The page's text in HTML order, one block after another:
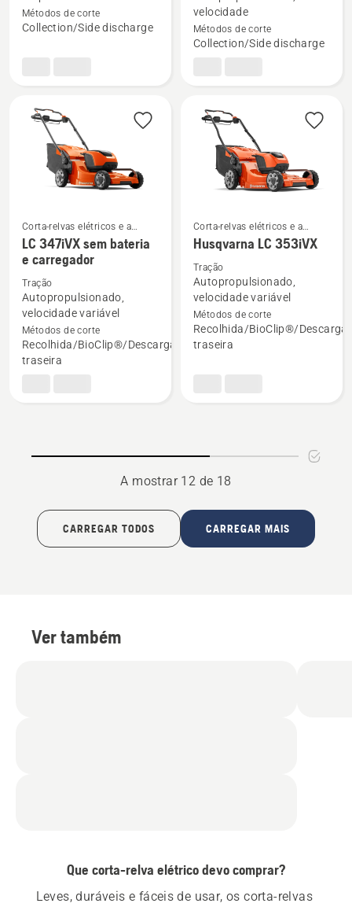
sobre
LC 251i
Métodos de corte
Collection/Side discharge
sobre
LC 251iS
sem
velocidade
Métodos de corte
Collection/Side discharge
Ver
mais
detalhes
sobre
LC 347iVX
sem
Corta-relvas elétricos e a
bateria
LC 347iVX sem bateria
e carregador
Tração
Autopropulsionado,
velocidade variável
Métodos de corte
Recolhida/BioClip®/Descarga
traseira
mais
detalhes
sobre
Husqvarna
LC 353iVX
Corta-relvas elétricos e a
bateria
Husqvarna LC 353iVX
Tração
Autopropulsionado,
velocidade variável
Métodos de corte
Recolhida/BioClip®/Descarga
traseira
A mostrar 12 de 18
CARREGAR TODOS CARREGAR MAIS
Ver também
Que corta-relva elétrico devo comprar?
Leves, duráveis e fáceis de usar, os corta-relvas